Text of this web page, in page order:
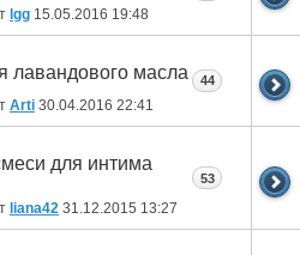
lgg 15.05.2016 19:48
лавандового масла
Arti 30.04.2016 22:41
44
для интима
liana42 31.12.2015 13:27
53